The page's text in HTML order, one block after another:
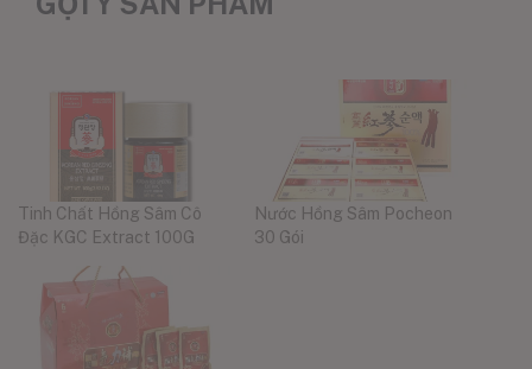
Tinh Chất Hồng Sâm Cô
Đặc KGC Extract 100G
Nước Hồng Sâm Pocheon
30 Gói